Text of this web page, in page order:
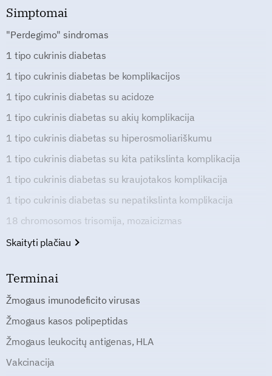
Simptomai
"Perdegimo" sindromas
1 tipo cukrinis diabetas
1 tipo cukrinis diabetas be komplikacijos
1 tipo cukrinis diabetas su acidoze
1 tipo cukrinis diabetas su akių komplikacija
1 tipo cukrinis diabetas su hiperosmoliariškumu
1 tipo cukrinis diabetas su kita patikslinta komplikacija
1 tipo cukrinis diabetas su kraujotakos komplikacija
1 tipo cukrinis diabetas su nepatikslinta komplikacija
18 chromosomos trisomija, mozaicizmas
Skaityti plačiau
Terminai
Žmogaus imunodeficito virusas
Žmogaus kasos polipeptidas
Žmogaus leukocitų antigenas, HLA
Vakcinacija